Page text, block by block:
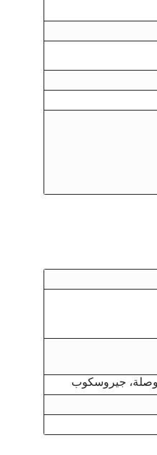
بوصلة، جيروسكوب